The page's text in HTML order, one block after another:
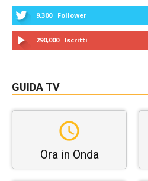
9,300 Follower
290,000 Iscritti
GUIDA TV
Ora in Onda